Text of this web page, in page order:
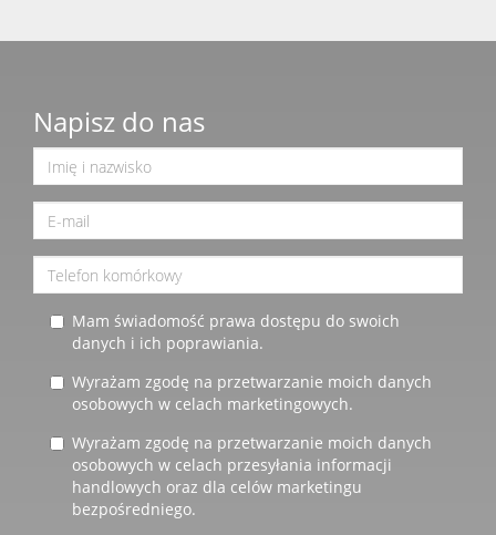
Napisz do nas
Mam świadomość prawa dostępu do swoich
danych i ich poprawiania.
Wyrażam zgodę na przetwarzanie moich danych
osobowych w celach marketingowych.
Wyrażam zgodę na przetwarzanie moich danych
osobowych w celach przesyłania informacji
handlowych oraz dla celów marketingu
bezpośredniego.